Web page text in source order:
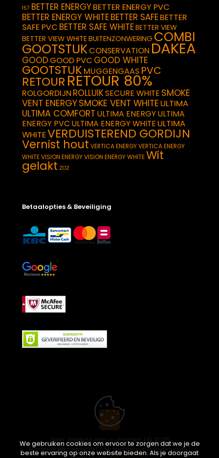
157 BETTER ENERGYBETTER ENERGY PVC
BETTER ENERGY WHITEBETTER SAFEBETTER
SAFE PVC BETTER SAFE WHITEBETTER VIEW
BETTER VIEW WHITEBUITENZONWERING COMBI
GOOTSTUKCONSERVATION DAKEA
GOOD GOOD PVC GOOD WHITE
GOOTSTUKMUGGENGAAS PVC
RETOUR RETOUR 80%
ROLGORDIJN ROLLUIKSECURE WHITE SMOKE
VENT ENERGYSMOKE VENT WHITE ULTIMA
ULTIMA COMFORT ULTIMA ENERGYULTIMA
ENERGY PVC ULTIMA ENERGY WHITE ULTIMA
WHITEVERDUISTEREND GORDIJN
Vernist hout VERTICA ENERGYVERTICA ENERGY
WHITEVISION ENERGYVISION ENERGY WHITEWit
gelakt ZOZ
Betaalopties & Beveiliging
Geef daglicht aan je dromen. | © 2026
ikwileendakraam.be | Alle rechten voorbehouden |
We gebruiken cookies om ervoor te zorgen dat we je de
beste ervaring op onze website bieden. Als je doorgaat